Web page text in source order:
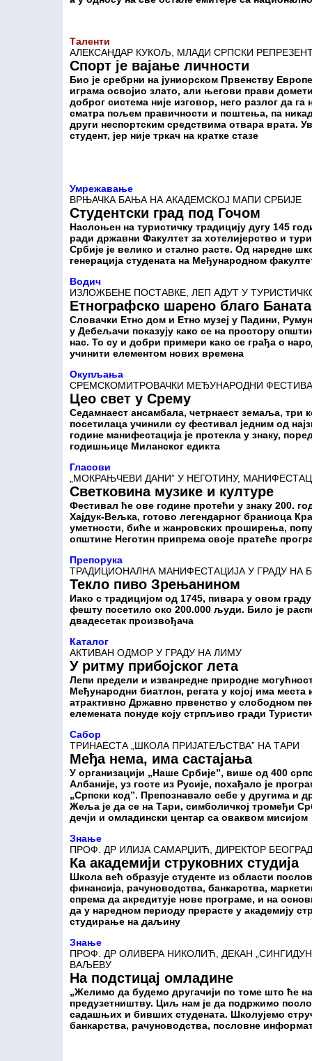
Таленти
АЛЕКСАНДАР КУКОЉ, МЛАДИ СРПСКИ
Спорт је вајање личности
Био је сребрни на јуниорском Првенству
играма освојио злато, али његови прави
доброг система није изговор, него разлог да
сматра пољем правичности и поштења, па
други неспортским средствима отвара врата.
студент, јер није тркач на кратке стазе
Умрежавање
ВРЊАЧКА БАЊА НА АКАДЕМСКОЈ МАПИ СРБИЈЕ
Студентски град под Гочом
Наслоњен на туристичку традицију дугу 145
ради државни Факултет за хотелијерство и
Србије је велико и стално расте. Од наредне
генерација студената на Међународном
Водич
ИЗЛОЖБЕНЕ ПОСТАВКЕ, ЛЕП АДУТ У
Етнографско шарено благо Баната
Словачки Етно дом и Етно музеј у Падини,
у Дебељачи показују како се на простору
нас. То су и добри примери како се грађа о
учинити елементом нових времена
Окупљања
СРЕМСКОМИТРОВАЧКИ МЕЂУНАРОДНИ
Цео свет у Срему
Седамнаест ансамбала, четрнаест земаља, три
посетилаца учинили су фестивал једним од
године манифестација је протекла у знаку,
годишњице Миланског едикта
Гласови
„МОКРАЊЧЕВИ ДАНИ” У НЕГОТИНУ,
Светковина музике и културе
Фестивал ће ове године протећи у знаку 200.
Хајдук-Вељка, готово легендарног браниоца
уметности, биће и жанровских проширења,
општине Неготин припрема своје пратеће
Препорука
ТРАДИЦИОНАЛНА МАНИФЕСТАЦИЈА У ГРАДУ НА
Текло пиво Зрењанином
Иако с традицијом од 1745, пивара у овом
фешту посетило око 200.000 људи. Било је
двадесетак произвођача
Каталог
АКТИВАН ОДМОР У ГРАДУ НА ЛИМУ
У ритму прибојског лета
Лепи предели и изванредне природне
Међународни биатлон, регата у којој има
атрактивно Државно првенство у слободном
елемената понуде коју стрпљиво гради
Сабор
ТРИНАЕСТА „ШКОЛА ПРИЈАТЕЉСТВА” НА ТАРИ
Међа нема, има састајања
У организацији „Наше Србије”, више од 400
Албаније, уз госте из Русије, похађало је
„Српски код”. Препознавало себе у другима и
Жеља је да се на Тари, симболичкој тромеђи
дечји и омладински центар са оваквом мисијом
Знање
ПРОФ. ДР ИЛИЈА САМАРЏИЋ, ДИРЕКТОР
Ка академији струковних студија
Школа већ образује студенте из области
финансија, рачуноводства, банкарства,
спрема да акредитује нове програме, и на
да у наредном периоду прерасте у академију
студирање на даљину
Знање
ПРОФ. ДР ОЛИВЕРА НИКОЛИЋ, ДЕКАН
ВАЉЕВУ
На подстицај омладине
„Желимо да будемо другачији по томе што ће
предузетништву. Циљ нам је да подржимо
садашњих и бивших студената. Школујемо
банкарства, рачуноводства, пословне